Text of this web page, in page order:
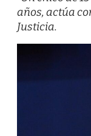
años, actúa
Justicia.